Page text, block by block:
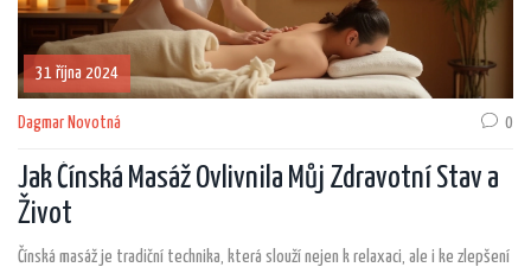
31 října 2024
Dagmar Novotná 0
Jak Čínská Masáž Ovlivnila Můj Zdravotní Stav a
Život
Čínská masáž je tradiční technika, která slouží nejen k relaxaci, ale i ke zlepšení